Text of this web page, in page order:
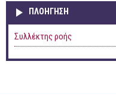
ΠΛΟΉΓΗΣΗ
Συλλέκτης ροής